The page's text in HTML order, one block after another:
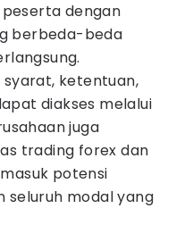
dengan
berbeda-beda
ketentuan,
diakses melalui
juga
trading forex dan
potensi
seluruh modal yang